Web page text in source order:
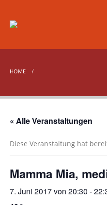
HOME
« Alle Veranstaltungen
Diese Veranstaltung hat
Mamma Mia,
7. Juni 2017 von 20:30 -